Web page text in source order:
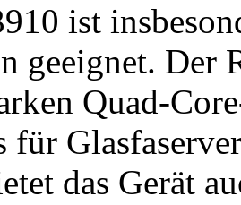
ist
geeignet. Der
Quad-
für
das Gerät